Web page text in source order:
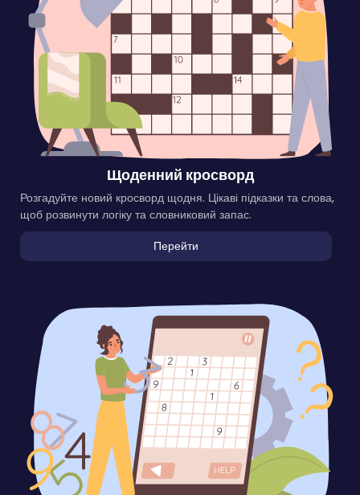
Щоденний кросворд
Розгадуйте новий кросворд щодня. Цікаві підказки та слова,
щоб розвинути логіку та словниковий запас.
Перейти